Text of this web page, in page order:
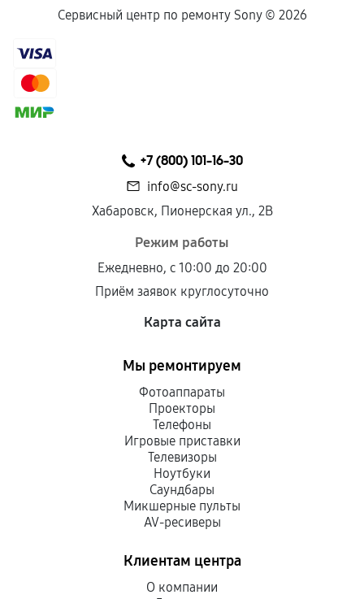
Сервисный центр по ремонту Sony © 2026
+7 (800) 101-16-30
info@sc-sony.ru
Хабаровск, Пионерская ул., 2В
Режим работы
Ежедневно, с 10:00 до 20:00
Приём заявок круглосуточно
Карта сайта
Мы ремонтируем
Фотоаппараты
Проекторы
Телефоны
Игровые приставки
Телевизоры
Ноутбуки
Саундбары
Микшерные пульты
AV-ресиверы
Клиентам центра
О компании